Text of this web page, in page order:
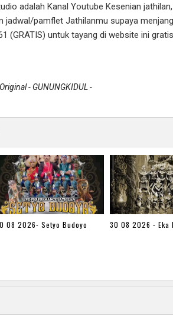
adalah Kanal Youtube Kesenian
jadwal/pamflet Jathilanmu supaya
(GRATIS) untuk tayang di website ini gratis
- GUNUNGKIDUL -
08 2026- Setyo Budoyo 30 08 2026 - Eka